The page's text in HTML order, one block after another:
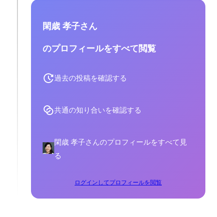
閑歳 孝子さん
のプロフィールをすべて閲覧
過去の投稿を確認する
共通の知り合いを確認する
閑歳 孝子さんのプロフィールをすべて見
る
ログインしてプロフィールを閲覧